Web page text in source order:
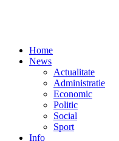
Home
News
Actualitate
Administratie
Economic
Politic
Social
Sport
Info